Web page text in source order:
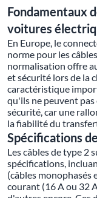
Fondamentaux
voitures
En Europe, le
norme pour les
normalisation offre
et sécurité lors de la
caractéristique
qu'ils ne peuvent pas
sécurité, car une
la fiabilité du
Spécifications
Les câbles de type 2
spécifications,
(câbles monophasés
courant (16 A ou 32